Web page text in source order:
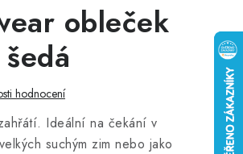
obleček
hodnocení
Ideální na čekání v
suchým zim nebo jako